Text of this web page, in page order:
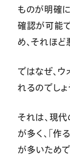
ものが明確
確認が可能
め、それほ
ではなぜ、
れるのでしょ
それは、現
が多く、「作
が多いため